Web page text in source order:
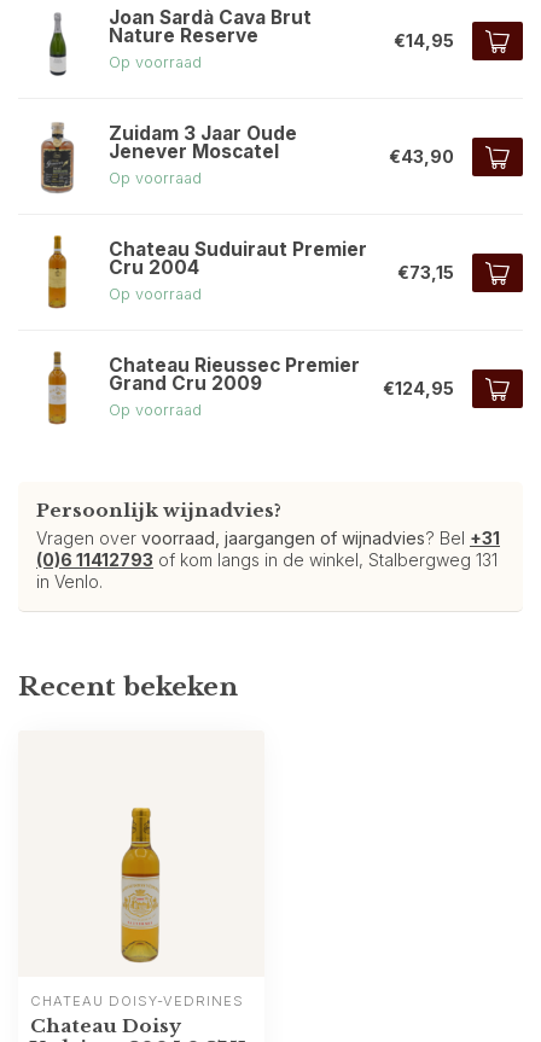
Joan Sardà Cava Brut
Nature Reserve
Op voorraad
€14,95
Zuidam 3 Jaar Oude
Jenever Moscatel
Op voorraad
€43,90
Chateau Suduiraut Premier
Cru 2004
Op voorraad
€73,15
Chateau Rieussec Premier
Grand Cru 2009
Op voorraad
€124,95
Persoonlijk wijnadvies?
Vragen over voorraad, jaargangen of wijnadvies? Bel +31
(0)6 11412793 of kom langs in de winkel, Stalbergweg 131
in Venlo.
Recent bekeken
CHATEAU DOISY-VEDRINES
Chateau Doisy